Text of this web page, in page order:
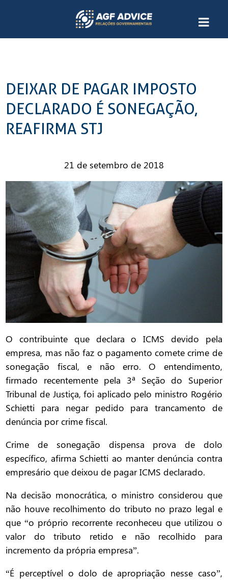
DEIXAR DE PAGAR IMPOSTO
DECLARADO É SONEGAÇÃO,
REAFIRMA STJ
21 de setembro de 2018
O contribuinte que declara o ICMS devido pela
empresa, mas não faz o pagamento comete crime de
sonegação fiscal, e não erro. O entendimento,
firmado recentemente pela 3ª Seção do Superior
Tribunal de Justiça, foi aplicado pelo ministro Rogério
Schietti para negar pedido para trancamento de
denúncia por crime fiscal.
Crime de sonegação dispensa prova de dolo
específico, afirma Schietti ao manter denúncia contra
empresário que deixou de pagar ICMS declarado.
Na decisão monocrática, o ministro considerou que
não houve recolhimento do tributo no prazo legal e
que “o próprio recorrente reconheceu que utilizou o
valor do tributo retido e não recolhido para
incremento da própria empresa”.
“É perceptível o dolo de apropriação nesse caso”,